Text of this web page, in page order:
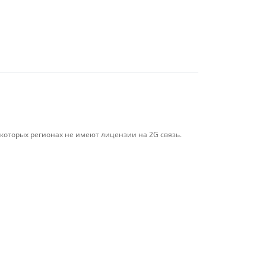
регионах не имеют лицензии на 2G связь.